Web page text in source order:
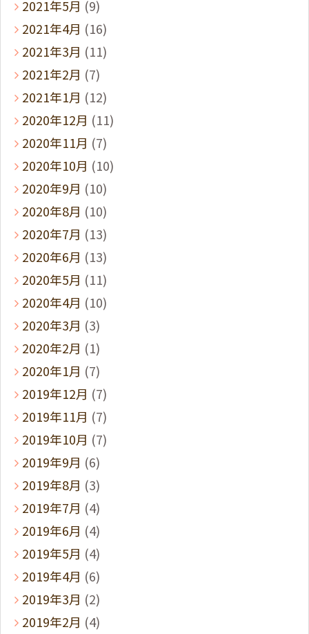
2021年5月 (9)
2021年4月 (16)
2021年3月 (11)
2021年2月 (7)
2021年1月 (12)
2020年12月 (11)
2020年11月 (7)
2020年10月 (10)
2020年9月 (10)
2020年8月 (10)
2020年7月 (13)
2020年6月 (13)
2020年5月 (11)
2020年4月 (10)
2020年3月 (3)
2020年2月 (1)
2020年1月 (7)
2019年12月 (7)
2019年11月 (7)
2019年10月 (7)
2019年9月 (6)
2019年8月 (3)
2019年7月 (4)
2019年6月 (4)
2019年5月 (4)
2019年4月 (6)
2019年3月 (2)
2019年2月 (4)